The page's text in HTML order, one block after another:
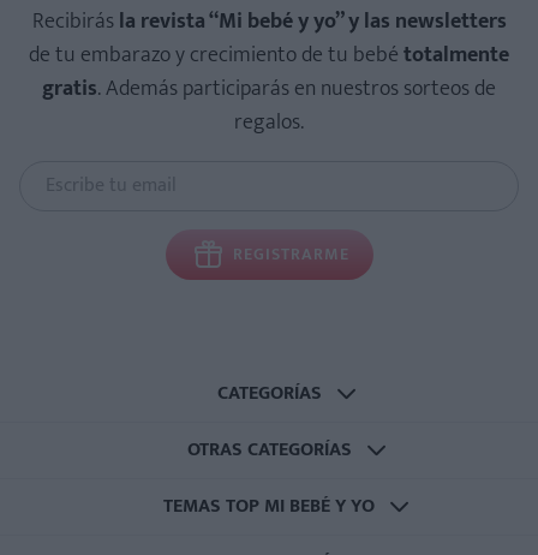
Recibirásla revista “Mi bebé y yo” y las newsletters
de tu embarazo y crecimiento de tu bebétotalmente
gratis. Además participarás en nuestros sorteos de
regalos.
REGISTRARME
CATEGORÍAS
OTRAS CATEGORÍAS
TEMAS TOP MI BEBÉ Y YO